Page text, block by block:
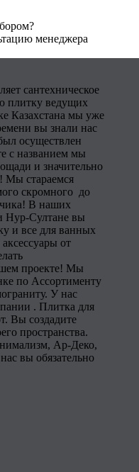
менеджера
сантехническое
плитку ведущих
Казахстана мы уже
вы знали нас
осуществлен
с названием мы
и значительно
Мы стараемся
скромного до
В наших
Нур-Султане вы
и все для ванных
от
проекте! Мы
по Ассортименту
У нас
. Плитка для
Вы создадите
пространства.
Ар-Деко,
вы обязательно